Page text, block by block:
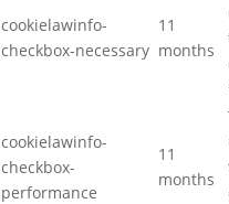
cookielawinfo-
checkbox-necessary
11
months
cookielawinfo-
checkbox-
performance
11
months